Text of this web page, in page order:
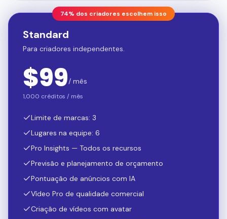
$99/ mês
1,000 créditos / mês
Lugares na equipe: 6
Pro Insights — Todos os recursos
Pontuação de anúncios com IA
Vídeo Pro de qualidade comercial
Criação de vídeos com avatar
Storyboards e clonagem de vídeo
Testar Grátis